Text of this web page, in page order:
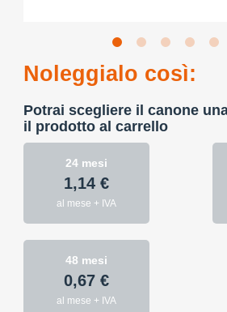
Noleggialo così:
Potrai scegliere il canone
il prodotto al carrello
24 mesi
1,14 €
al mese + IVA
48 mesi
0,67 €
al mese + IVA